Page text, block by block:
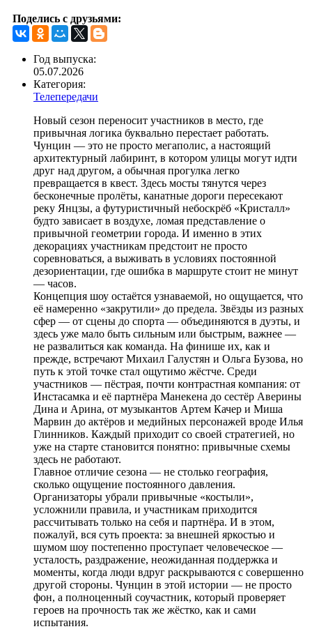
Поделись с друзьями:
Год выпуска:
05.07.2026
Категория:
Телепередачи
Новый сезон переносит участников в место, где
привычная логика буквально перестает работать.
Чунцин — это не просто мегаполис, а настоящий
архитектурный лабиринт, в котором улицы могут идти
друг над другом, а обычная прогулка легко
превращается в квест. Здесь мосты тянутся через
бесконечные пролёты, канатные дороги пересекают
реку Янцзы, а футуристичный небоскрёб «Кристалл»
будто зависает в воздухе, ломая представление о
привычной геометрии города. И именно в этих
декорациях участникам предстоит не просто
соревноваться, а выживать в условиях постоянной
дезориентации, где ошибка в маршруте стоит не минут
— часов.
Концепция шоу остаётся узнаваемой, но ощущается, что
её намеренно «закрутили» до предела. Звёзды из разных
сфер — от сцены до спорта — объединяются в дуэты, и
здесь уже мало быть сильным или быстрым, важнее —
не развалиться как команда. На финише их, как и
прежде, встречают Михаил Галустян и Ольга Бузова, но
путь к этой точке стал ощутимо жёстче. Среди
участников — пёстрая, почти контрастная компания: от
Инстасамка и её партнёра Манекена до сестёр Аверины
Дина и Арина, от музыкантов Артем Качер и Миша
Марвин до актёров и медийных персонажей вроде Илья
Глинников. Каждый приходит со своей стратегией, но
уже на старте становится понятно: привычные схемы
здесь не работают.
Главное отличие сезона — не столько география,
сколько ощущение постоянного давления.
Организаторы убрали привычные «костыли»,
усложнили правила, и участникам приходится
рассчитывать только на себя и партнёра. И в этом,
пожалуй, вся суть проекта: за внешней яркостью и
шумом шоу постепенно проступает человеческое —
усталость, раздражение, неожиданная поддержка и
моменты, когда люди вдруг раскрываются с совершенно
другой стороны. Чунцин в этой истории — не просто
фон, а полноценный соучастник, который проверяет
героев на прочность так же жёстко, как и сами
испытания.